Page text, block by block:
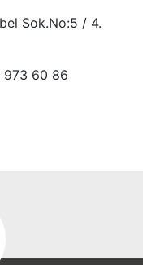
Sok.No:5 / 4.
973 60 86